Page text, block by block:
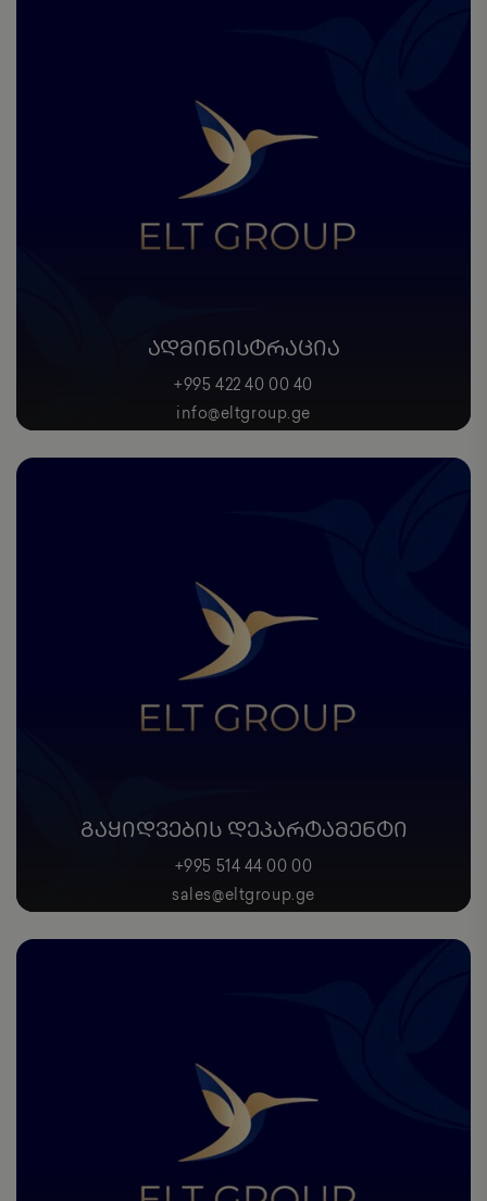
ᲐᲓᲛᲘᲜᲘᲡᲢᲠᲐᲪᲘᲐ
+995 422 40 00 40
info@eltgroup.ge
ᲒᲐᲧᲘᲓᲕᲔᲑᲘᲡ ᲓᲔᲞᲐᲠᲢᲐᲛᲔᲜᲢᲘ
+995 514 44 00 00
sales@eltgroup.ge